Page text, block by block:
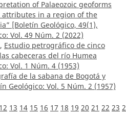
of Palaeozoic geoforms
in a region of the
[Boletín Geológico, 49(1),
Vol. 49 Núm. 2 (2022)
Estudio petrográfico de cinco
cabeceras del río Humea
Vol. 1 Núm. 4 (1953)
de la sabana de Bogotá y
Geológico: Vol. 5 Núm. 2 (1957)
12 13 14 15 16 17 18 19 20 21 22 23